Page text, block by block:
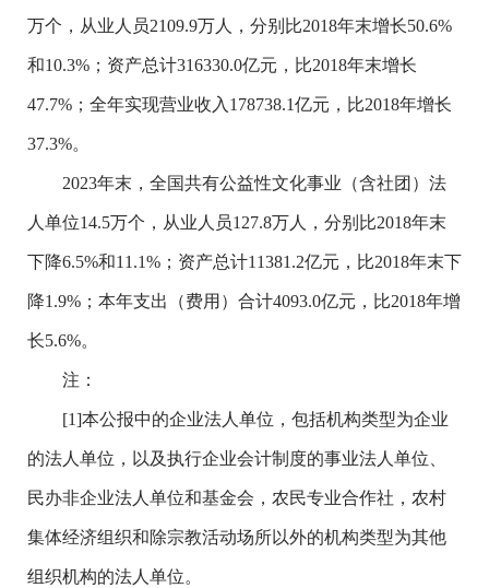
万个，从业人员2109.9万人，分别比2018年末增长50.6%
和10.3% ；资产总计316330.0亿元，比2018年末增长
47.7% ；全年实现营业收入 178738.1亿元，比2018年增长
37.3%。
2023年末，全国共有公益性文化事业（含社团）法
人单位14.5万个，从业人员127.8万人，分别比2018年末
下降6.5%和11.1% ；资产总计11381.2亿元，比2018年末下
降1.9% ；本年支出（费用）合计4093.0亿元，比2018年增
长5.6%。
注：
[1]本公报中的企业法人单位，包括机构类型为企业
的法人单位，以及执行企业会计制度的事业法人单位、
民办非企业法人单位和基金会，农民专业合作社，农村
集体经济组织和除宗教活动场所以外的机构类型为其他
组织机构的法人单位。